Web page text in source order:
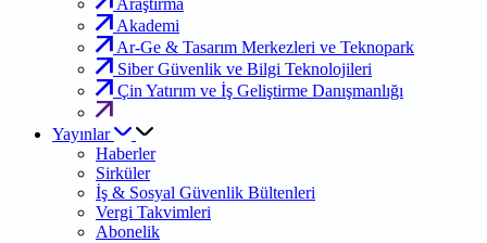
Araştırma
Akademi
Ar-Ge & Tasarım Merkezleri ve Teknopark
Siber Güvenlik ve Bilgi Teknolojileri
Çin Yatırım ve İş Geliştirme Danışmanlığı
Yayınlar
Haberler
Sirküler
İş & Sosyal Güvenlik Bültenleri
Vergi Takvimleri
Abonelik